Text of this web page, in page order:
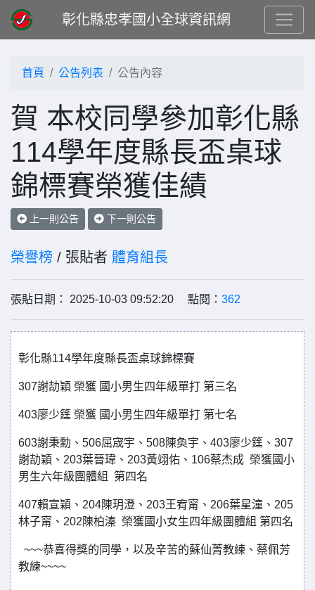
彰化縣忠孝國小全球資訊網
首頁 公告列表 公告內容
賀 本校同學參加彰化縣
114學年度縣長盃桌球
錦標賽榮獲佳績
上一則公告 下一則公告
榮譽榜 / 張貼者 體育組長
張貼日期： 2025-10-03 09:52:20 點閱： 362
彰化縣114學年度縣長盃桌球錦標賽
307謝劼穎 榮獲 國小男生四年級單打 第三名
403廖少筳 榮獲 國小男生四年級單打 第七名
603謝秉勳、506屈宬宇、508陳奐宇、403廖少筳、307
謝劼穎、203葉晉瑋、203黃翊佑、106蔡杰成 榮獲國小
男生六年級團體組 第四名
407賴宣穎、204陳玥澄、203王宥甯、206葉星潼、205
林子甯、202陳柏溱 榮獲國小女生四年級團體組 第四名
~~~恭喜得獎的同學，以及辛苦的蘇仙菁教練、蔡佩芳
教練~~~~